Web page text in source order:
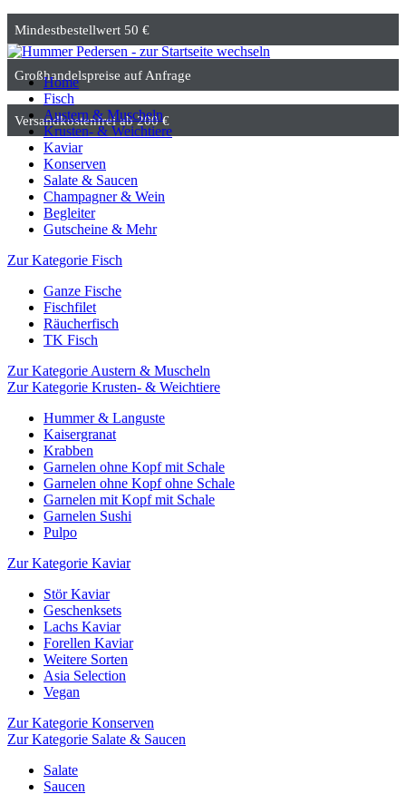
Mindestbestellwert 50 €
Großhandelspreise auf Anfrage
Versandkostenfrei ab 200 €
Home
Fisch
Austern & Muscheln
Krusten- & Weichtiere
Kaviar
Konserven
Salate & Saucen
Champagner & Wein
Begleiter
Gutscheine & Mehr
Zur Kategorie Fisch
Ganze Fische
Fischfilet
Räucherfisch
TK Fisch
Zur Kategorie Austern & Muscheln
Zur Kategorie Krusten- & Weichtiere
Hummer & Languste
Kaisergranat
Krabben
Garnelen ohne Kopf mit Schale
Garnelen ohne Kopf ohne Schale
Garnelen mit Kopf mit Schale
Garnelen Sushi
Pulpo
Zur Kategorie Kaviar
Stör Kaviar
Geschenksets
Lachs Kaviar
Forellen Kaviar
Weitere Sorten
Asia Selection
Vegan
Zur Kategorie Konserven
Zur Kategorie Salate & Saucen
Salate
Saucen